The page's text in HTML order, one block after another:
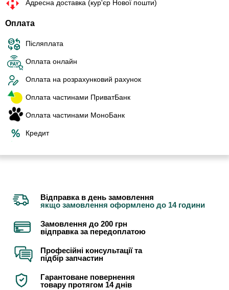
Адресна доставка (кур'єр Нової пошти)
Оплата
Післяплата
Оплата онлайн
Оплата на розрахунковий рахунок
Оплата частинами ПриватБанк
Оплата частинами МоноБанк
Кредит
Відправка в день замовлення
якщо замовлення оформлено до 14 години
Замовлення до 200 грн
відправка за передоплатою
Професійні консультації та
підбір запчастин
Гарантоване повернення
товару протягом 14 днів